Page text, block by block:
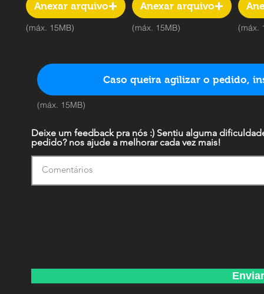
Anexar arquivo
(máx. 15MB)
Anexar arquivo
(máx. 15MB) (máx.
Caso queira agilizar o pedido,
(máx. 15MB)
Deixe um feedback pra nós :) Sentiu alguma
pedido? nos ajude a melhorar cada vez mais!